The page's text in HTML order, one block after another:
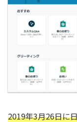
2019年3月26日に